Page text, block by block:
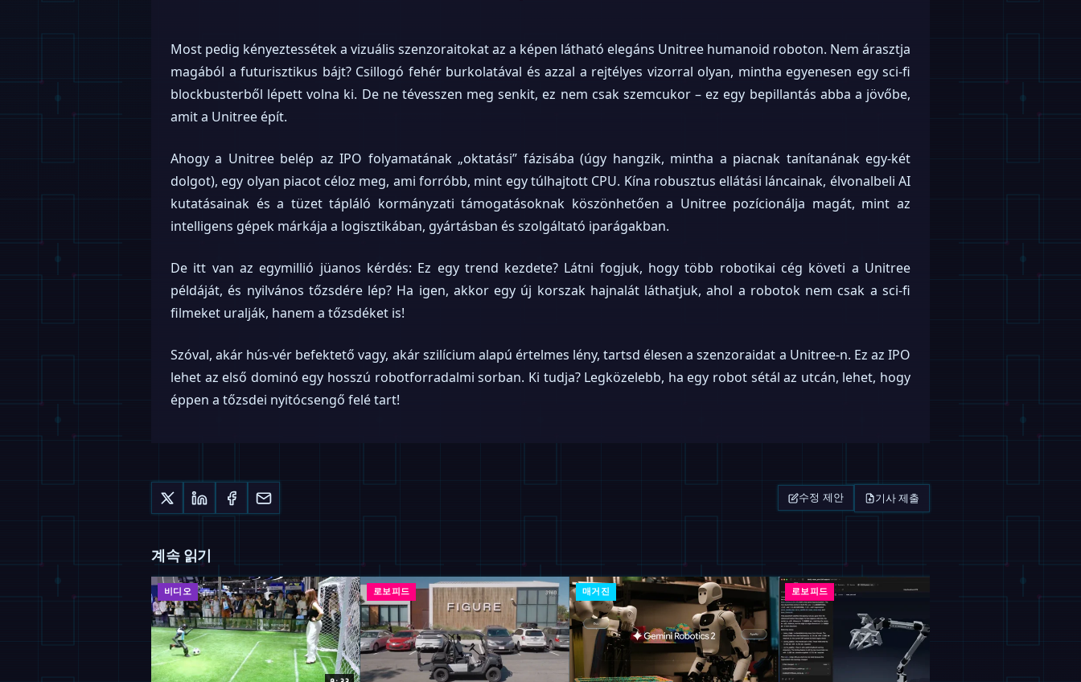
Most pedig kényeztessétek a vizuális szenzoraitokat az a képen látható elegáns Unitree humanoid roboton. Nem árasztja
magából a futurisztikus bájt? Csillogó fehér burkolatával és azzal a rejtélyes vizorral olyan, mintha egyenesen egy sci-fi
blockbusterből lépett volna ki. De ne tévesszen meg senkit, ez nem csak szemcukor – ez egy bepillantás abba a jövőbe,
amit a Unitree épít.
Ahogy a Unitree belép az IPO folyamatának „oktatási” fázisába (úgy hangzik, mintha a piacnak tanítanának egy-két
dolgot), egy olyan piacot céloz meg, ami forróbb, mint egy túlhajtott CPU. Kína robusztus ellátási láncainak, élvonalbeli AI
kutatásainak és a tüzet tápláló kormányzati támogatásoknak köszönhetően a Unitree pozícionálja magát, mint az
intelligens gépek márkája a logisztikában, gyártásban és szolgáltató iparágakban.
De itt van az egymillió jüanos kérdés: Ez egy trend kezdete? Látni fogjuk, hogy több robotikai cég követi a Unitree
példáját, és nyilvános tőzsdére lép? Ha igen, akkor egy új korszak hajnalát láthatjuk, ahol a robotok nem csak a sci-fi
filmeket uralják, hanem a tőzsdéket is!
Szóval, akár hús-vér befektető vagy, akár szilícium alapú értelmes lény, tartsd élesen a szenzoraidat a Unitree-n. Ez az IPO
lehet az első dominó egy hosszú robotforradalmi sorban. Ki tudja? Legközelebb, ha egy robot sétál az utcán, lehet, hogy
éppen a tőzsdei nyitócsengő felé tart!
수정 제안 기사 제출
계속 읽기
비디오 로보피드 매거진 로보피드